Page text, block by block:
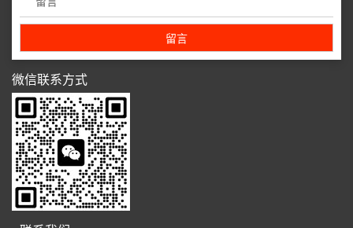
微信联系方式